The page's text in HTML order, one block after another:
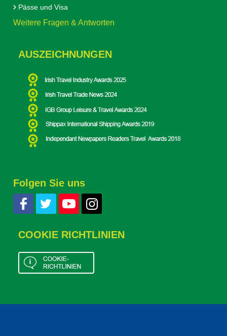
Pässe und Visa
Weitere Fragen & Antworten
AUSZEICHNUNGEN
Folgen Sie uns
COOKIE RICHTLINIEN